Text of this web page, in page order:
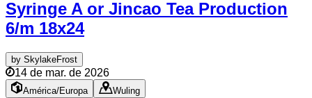
Syringe A or Jincao Tea Production
6/m 18x24
by SkylakeFrost
14 de mar. de 2026
América/Europa Wuling